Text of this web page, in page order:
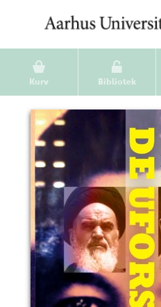
Kurv Bibliotek